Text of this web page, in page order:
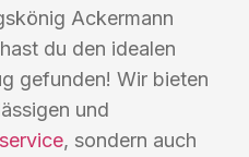
Ackermann
du den idealen
gefunden! Wir bieten
und
, sondern auch